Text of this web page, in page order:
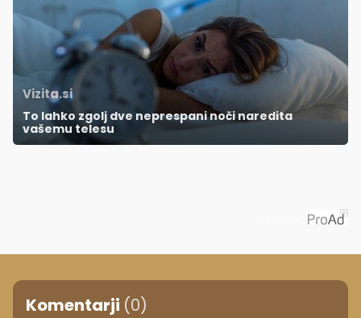
Vizita.si
To lahko zgolj dve neprespani noči naredita
vašemu telesu
Komentarji (0)